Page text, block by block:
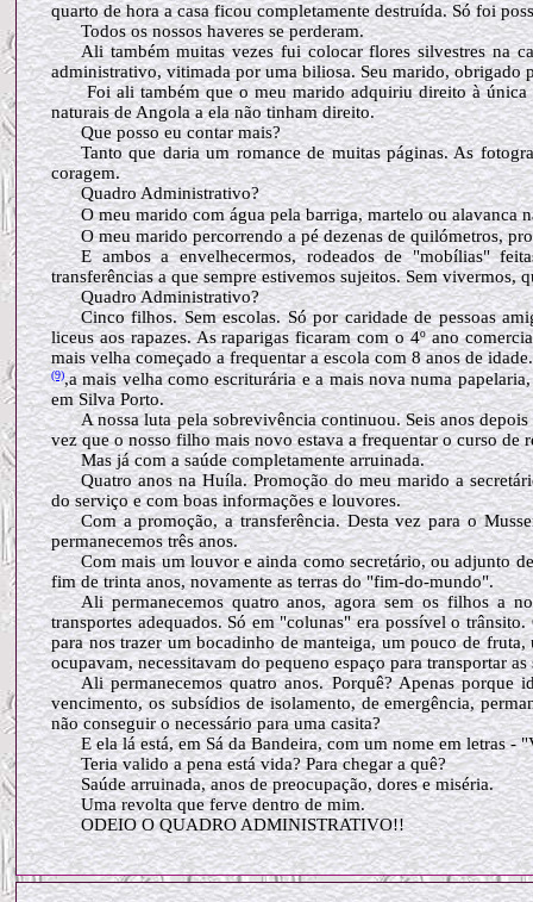
quarto de hora a casa ficou completamente destruída. Só foi
Todos os nossos haveres se perderam.
Ali também muitas vezes fui colocar flores silvestres na
administrativo, vitimada por uma biliosa. Seu marido, obrigado
Foi ali também que o meu marido adquiriu direito à única
naturais de Angola a ela não tinham direito.
Que posso eu contar mais?
Tanto que daria um romance de muitas páginas. As
coragem.
Quadro Administrativo?
O meu marido com água pela barriga, martelo ou alavanca
O meu marido percorrendo a pé dezenas de quilómetros,
E ambos a envelhecermos, rodeados de "mobílias"
transferências a que sempre estivemos sujeitos. Sem
Quadro Administrativo?
Cinco filhos. Sem escolas. Só por caridade de pessoas
liceus aos rapazes. As raparigas ficaram com o 4º ano
mais velha começado a frequentar a escola com 8 anos de
(9),a mais velha como escriturária e a mais nova numa
em Silva Porto.
A nossa luta pela sobrevivência continuou. Seis anos
vez que o nosso filho mais novo estava a frequentar o curso de
Mas já com a saúde completamente arruinada.
Quatro anos na Huíla. Promoção do meu marido a
do serviço e com boas informações e louvores.
Com a promoção, a transferência. Desta vez para o
permanecemos três anos.
Com mais um louvor e ainda como secretário, ou adjunto
fim de trinta anos, novamente as terras do "fim-do-mundo".
Ali permanecemos quatro anos, agora sem os filhos a
transportes adequados. Só em "colunas" era possível o
para nos trazer um bocadinho de manteiga, um pouco de
ocupavam, necessitavam do pequeno espaço para transportar as
Ali permanecemos quatro anos. Porquê? Apenas
vencimento, os subsídios de isolamento, de emergência,
não conseguir o necessário para uma casita?
E ela lá está, em Sá da Bandeira, com um nome em letras
Teria valido a pena está vida? Para chegar a quê?
Saúde arruinada, anos de preocupação, dores e miséria.
Uma revolta que ferve dentro de mim.
ODEIO O QUADRO ADMINISTRATIVO!!